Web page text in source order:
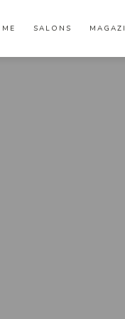
SALONS